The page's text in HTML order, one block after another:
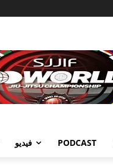
PODCAST فيديو